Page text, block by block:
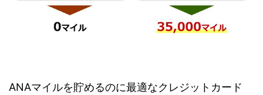
ANAマイルを貯めるのに最適なクレジットカード